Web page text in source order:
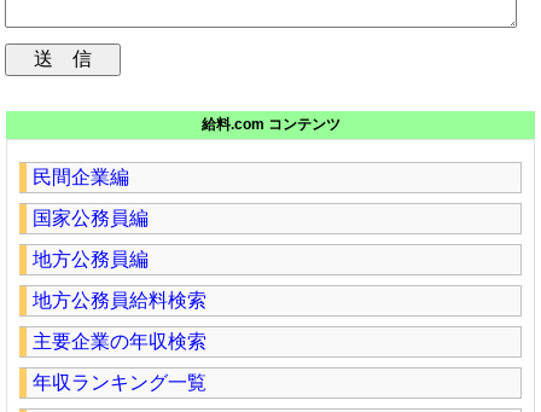
給料.com コンテンツ
民間企業編
国家公務員編
地方公務員編
地方公務員給料検索
主要企業の年収検索
年収ランキング一覧